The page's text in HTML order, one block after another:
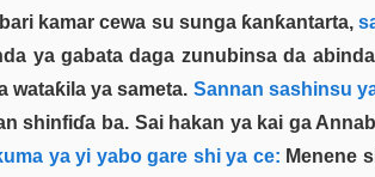
kamar cewa su sunga ƙanƙantarta,
ya gabata daga zunubinsa da
wataƙila ya sameta. Sannan sashinsu
shinfiɗa ba. Sai hakan ya kai ga
ya yi yabo gare shi ya ce: Menene